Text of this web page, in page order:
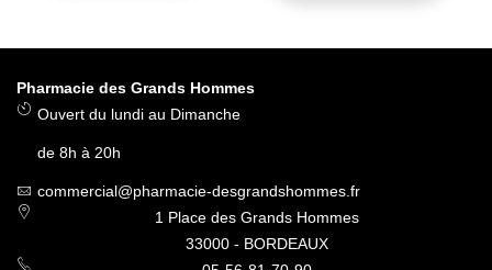
Pharmacie des Grands Hommes
Ouvert du lundi au Dimanche
de 8h à 20h
commercial@pharmacie-desgrandshommes.fr
1 Place des Grands Hommes
33000 - BORDEAUX